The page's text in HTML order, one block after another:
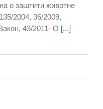
о заштити животне
2004, 36/2009,
43/2011- О [...]